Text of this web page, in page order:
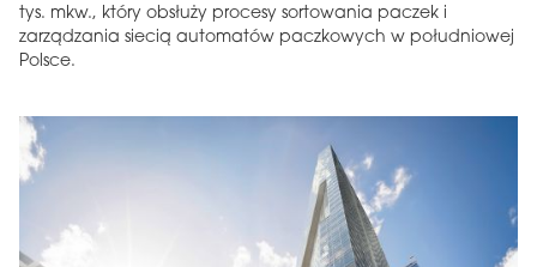
tys. mkw., który obsłuży procesy sortowania paczek i
zarządzania siecią automatów paczkowych w południowej
Polsce.